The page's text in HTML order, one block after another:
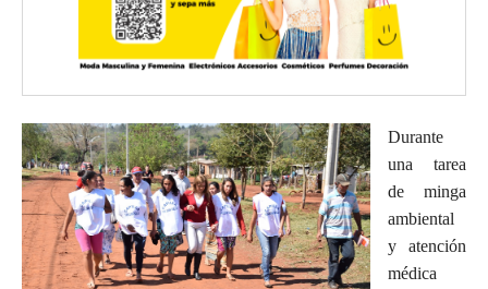
Durante
una tarea
de minga
ambiental
y atención
médica